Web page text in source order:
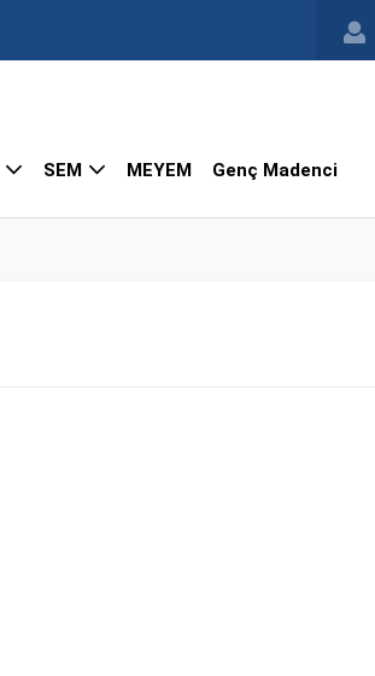
SEM MEYEM Genç Madenci